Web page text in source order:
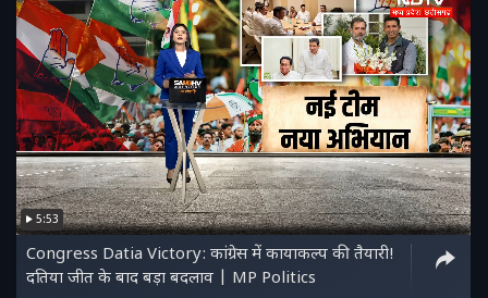
5:53
Congress Datia Victory: कांग्रेस में कायाकल्प की तैयारी!
दतिया जीत के बाद बड़ा बदलाव | MP Politics